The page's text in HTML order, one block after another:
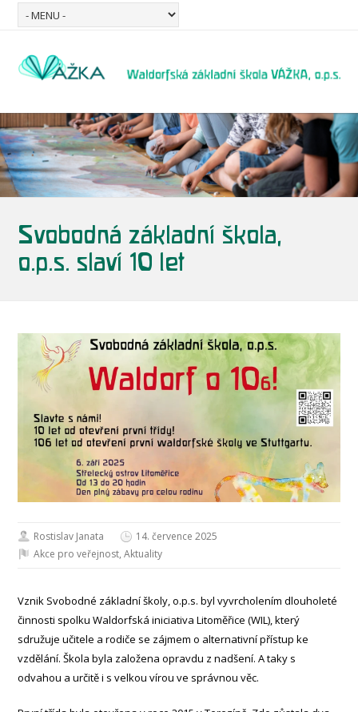
Svobodná základní škola,
o.p.s. slaví 10 let
Rostislav Janata
14. července 2025
Akce pro veřejnost,Aktuality
Vznik Svobodné základní školy, o.p.s. byl vyvrcholením dlouholeté
činnosti spolku Waldorfská iniciativa Litoměřice (WIL), který
sdružuje učitele a rodiče se zájmem o alternativní přístup ke
vzdělání. Škola byla založena opravdu z nadšení. A taky s
odvahou a určitě i s velkou vírou ve správnou věc.